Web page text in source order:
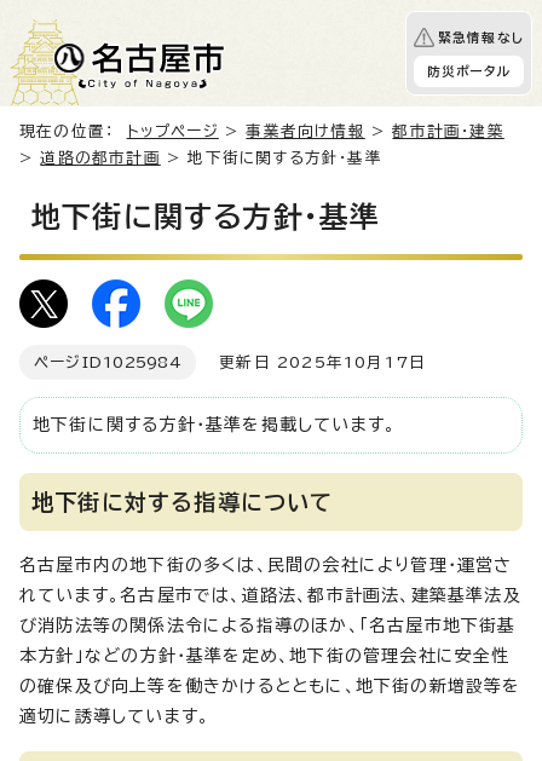
緊急情報なし
防災ポータル
現在の位置： トップページ >事業者向け情報 >都市計画・建築
>道路の都市計画 > 地下街に関する方針・基準
地下街に関する方針・基準
ページID 1025984 更新日 2025年10月17日
地下街に関する方針・基準を掲載しています。
地下街に対する指導について
名古屋市内の地下街の多くは、民間の会社により管理・運営さ
れています。名古屋市では、道路法、都市計画法、建築基準法及
び消防法等の関係法令による指導のほか、「名古屋市地下街基
本方針」などの方針・基準を定め、地下街の管理会社に安全性
の確保及び向上等を働きかけるとともに、地下街の新増設等を
適切に誘導しています。